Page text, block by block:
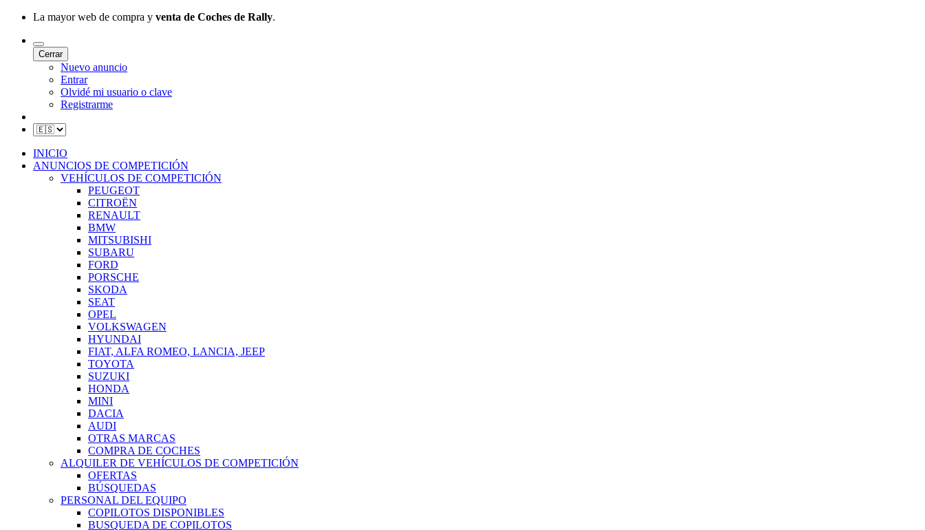
La mayor web de compra y venta de Coches de Rally.
Cerrar
Nuevo anuncio
Entrar
Olvidé mi usuario o clave
Registrarme
INICIO
ANUNCIOS DE COMPETICIÓN
VEHÍCULOS DE COMPETICIÓN
PEUGEOT
CITROËN
RENAULT
BMW
MITSUBISHI
SUBARU
FORD
PORSCHE
SKODA
SEAT
OPEL
VOLKSWAGEN
HYUNDAI
FIAT, ALFA ROMEO, LANCIA, JEEP
TOYOTA
SUZUKI
HONDA
MINI
DACIA
AUDI
OTRAS MARCAS
COMPRA DE COCHES
ALQUILER DE VEHÍCULOS DE COMPETICIÓN
OFERTAS
BÚSQUEDAS
PERSONAL DEL EQUIPO
COPILOTOS DISPONIBLES
BUSQUEDA DE COPILOTOS